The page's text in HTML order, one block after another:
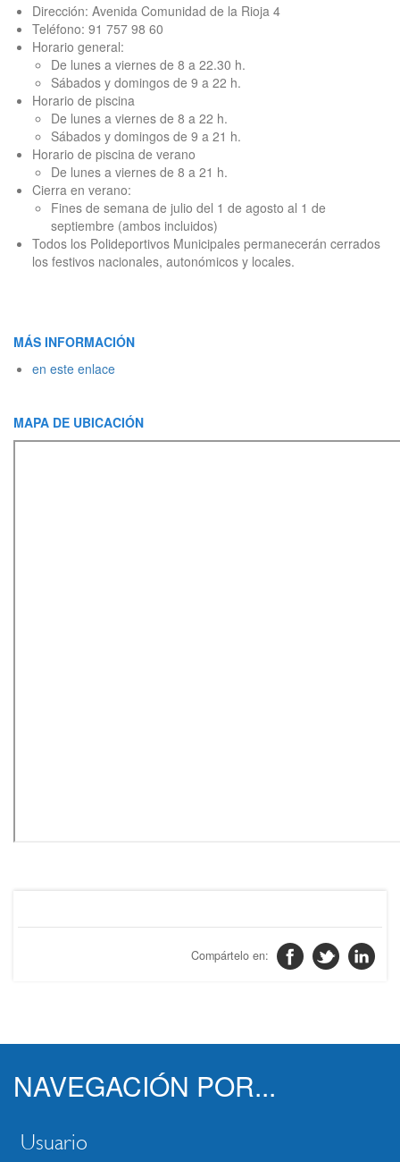
Dirección: Avenida Comunidad de la Rioja 4
Teléfono: 91 757 98 60
Horario general:
De lunes a viernes de 8 a 22.30 h.
Sábados y domingos de 9 a 22 h.
Horario de piscina
De lunes a viernes de 8 a 22 h.
Sábados y domingos de 9 a 21 h.
Horario de piscina de verano
De lunes a viernes de 8 a 21 h.
Cierra en verano:
Fines de semana de julio del 1 de agosto al 1 de
septiembre (ambos incluidos)
Todos los Polideportivos Municipales permanecerán cerrados
los festivos nacionales, autonómicos y locales.
MÁS INFORMACIÓN
en este enlace
MAPA DE UBICACIÓN
NAVEGACIÓN POR...
Usuario